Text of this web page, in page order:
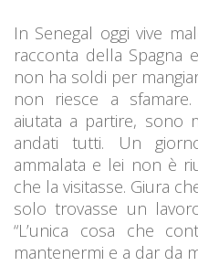
In Senegal oggi vive
racconta della Spagna
non ha soldi per
non riesce a
aiutata a partire, sono
andati tutti. Un
ammalata e lei non è
che la visitasse. Giura
solo trovasse un
“L’unica cosa che
mantenermi e a dar da